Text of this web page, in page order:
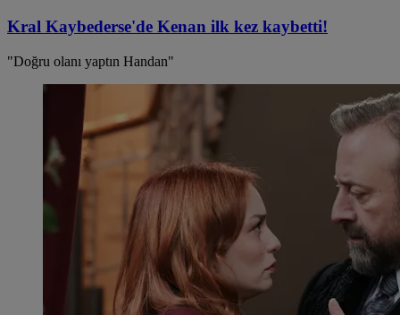
Kral Kaybederse'de Kenan ilk kez kaybetti!
"Doğru olanı yaptın Handan"